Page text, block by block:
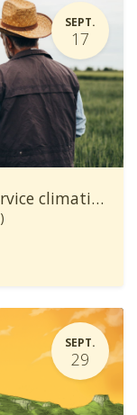
SEPT.
17
[Formation] Prise en main du service climatique Climadiag Agriculture et Forêt
)
SEPT.
29